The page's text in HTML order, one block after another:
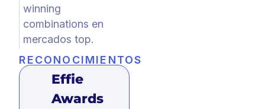
winning
combinations en
mercados top.
RECONOCIMIENTOS
Effie
Awards